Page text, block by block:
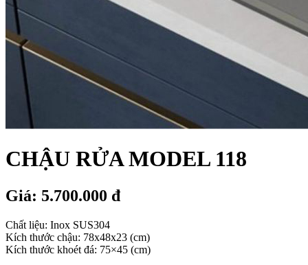
CHẬU RỬA MODEL 118
Giá: 5.700.000 đ
Chất liệu: Inox SUS304
Kích thước chậu: 78x48x23 (cm)
Kích thước khoét đá: 75×45 (cm)